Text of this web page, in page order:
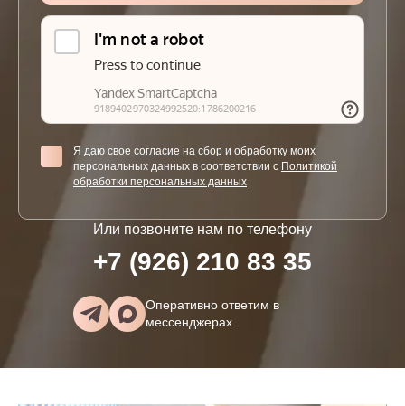
Я даю свое согласие на сбор и обработку моих
персональных данных в соответствии с Политикой
обработки персональных данных
Или позвоните нам по телефону
+7 (926) 210 83 35
Оперативно ответим в
мессенджерах